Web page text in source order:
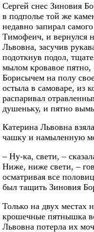
Сергей снес Зиновия
в подполье той же
недавно запирал
Тимофеич, и вернулся
Львовна, засучив
подоткнув подол,
мылом кровавое пятно,
Борисычем на полу
остыла в самоваре, из
распаривал
душеньку, и пятно
Катерина Львовна
чашку и намыленную
– Ну-ка, свети, –
Ниже, ниже свети, –
осматривая все
был тащить Зиновия
Только на двух местах
крошечные пятнышка
Львовна потерла их